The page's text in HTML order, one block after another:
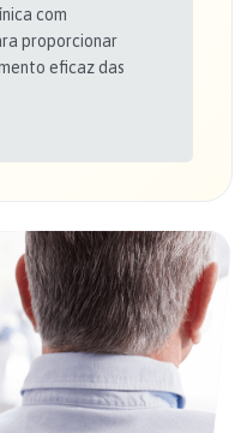
com
proporcionar
eficaz das